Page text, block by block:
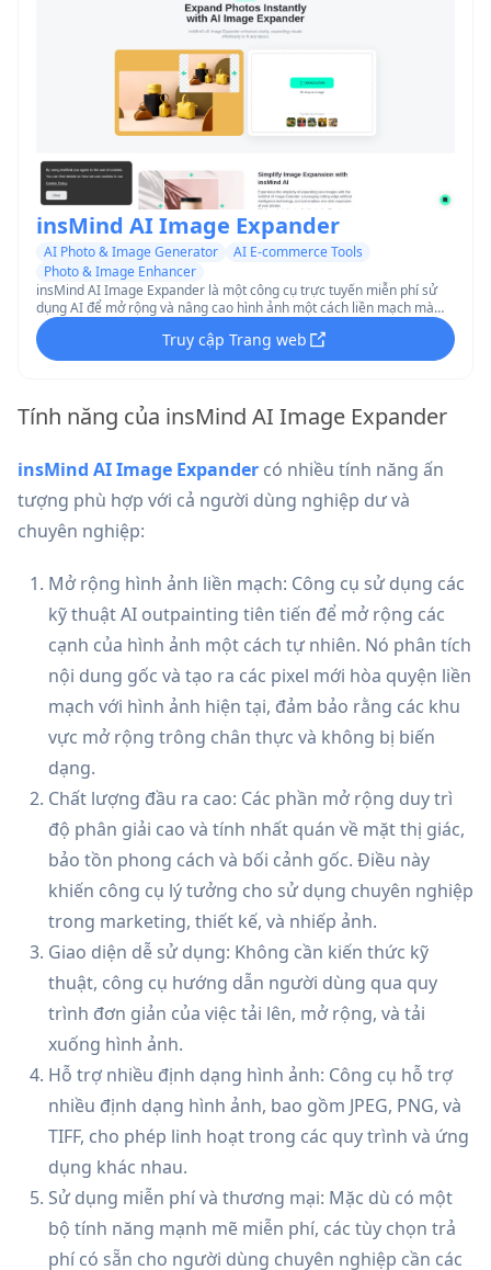
insMind AI Image Expander
AI Photo & Image Generator
AI E-commerce Tools
Photo & Image Enhancer
insMind AI Image Expander là một công cụ trực tuyến miễn phí sử
dụng AI để mở rộng và nâng cao hình ảnh một cách liền mạch mà
không làm căng hoặc mất chất lượng.
Truy cập Trang web
Tính năng của insMind AI Image Expander
insMind AI Image Expander có nhiều tính năng ấn
tượng phù hợp với cả người dùng nghiệp dư và
chuyên nghiệp:
Mở rộng hình ảnh liền mạch: Công cụ sử dụng các
kỹ thuật AI outpainting tiên tiến để mở rộng các
cạnh của hình ảnh một cách tự nhiên. Nó phân tích
nội dung gốc và tạo ra các pixel mới hòa quyện liền
mạch với hình ảnh hiện tại, đảm bảo rằng các khu
vực mở rộng trông chân thực và không bị biến
dạng.
Chất lượng đầu ra cao: Các phần mở rộng duy trì
độ phân giải cao và tính nhất quán về mặt thị giác,
bảo tồn phong cách và bối cảnh gốc. Điều này
khiến công cụ lý tưởng cho sử dụng chuyên nghiệp
trong marketing, thiết kế, và nhiếp ảnh.
Giao diện dễ sử dụng: Không cần kiến thức kỹ
thuật, công cụ hướng dẫn người dùng qua quy
trình đơn giản của việc tải lên, mở rộng, và tải
xuống hình ảnh.
Hỗ trợ nhiều định dạng hình ảnh: Công cụ hỗ trợ
nhiều định dạng hình ảnh, bao gồm JPEG, PNG, và
TIFF, cho phép linh hoạt trong các quy trình và ứng
dụng khác nhau.
Sử dụng miễn phí và thương mại: Mặc dù có một
bộ tính năng mạnh mẽ miễn phí, các tùy chọn trả
phí có sẵn cho người dùng chuyên nghiệp cần các